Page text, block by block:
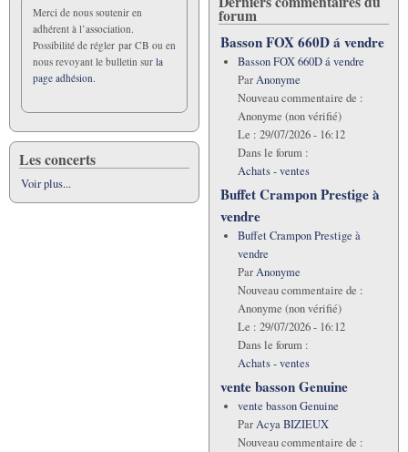
Merci de nous soutenir en
adhérent à l’association.
Possibilité de régler par CB ou en
nous revoyant le bulletin sur la
page adhésion.
Les concerts
Voir plus...
forum
Basson FOX 660D á vendre
Basson FOX 660D á vendre
ParAnonyme
Nouveau commentaire de :
Anonyme (non vérifié)
Le : 29/07/2026 - 16:12
Dans le forum :
Achats - ventes
Buffet Crampon Prestige à
vendre
Buffet Crampon Prestige à
vendre
ParAnonyme
Nouveau commentaire de :
Anonyme (non vérifié)
Le : 29/07/2026 - 16:12
Dans le forum :
Achats - ventes
vente basson Genuine
vente basson Genuine
ParAcya BIZIEUX
Nouveau commentaire de :